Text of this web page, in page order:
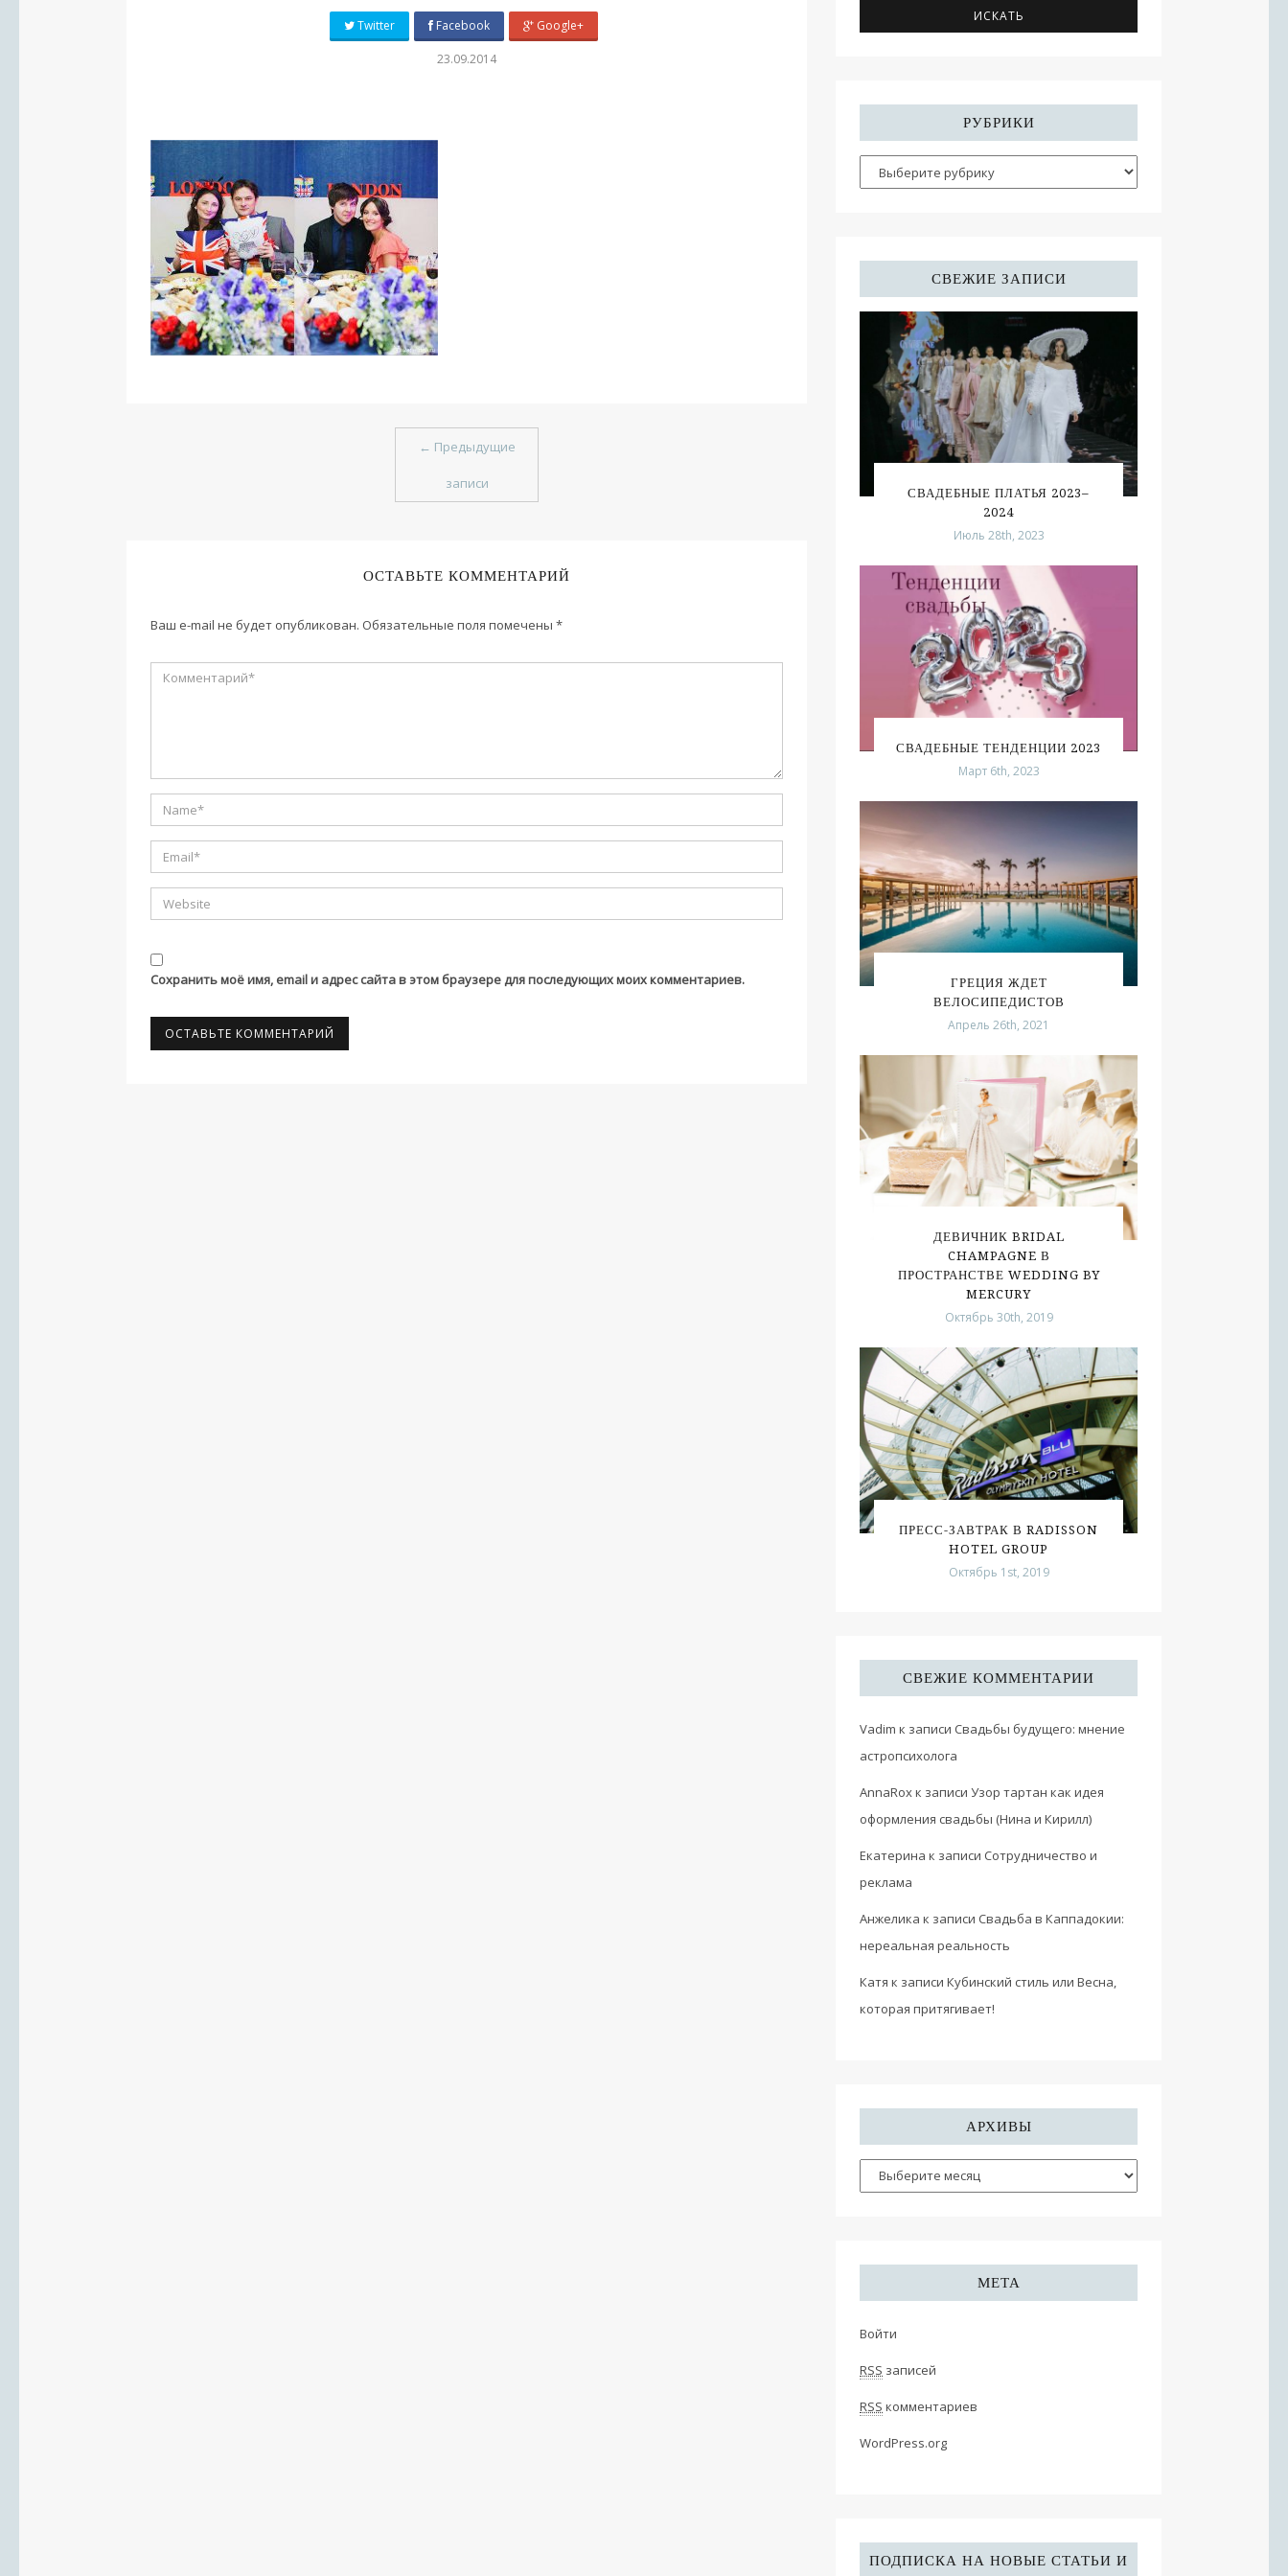
Twitter Facebook Google+
23.09.2014
← Предыдущие
записи
ОСТАВЬТЕ КОММЕНТАРИЙ
Ваш e-mail не будет опубликован. Обязательные поля помечены *
Сохранить моё имя, email и адрес сайта в этом браузере для последующих моих комментариев.
РУБРИКИ
СВЕЖИЕ ЗАПИСИ
СВАДЕБНЫЕ ПЛАТЬЯ 2023–
2024
Июль 28th, 2023
СВАДЕБНЫЕ ТЕНДЕНЦИИ 2023
Март 6th, 2023
ГРЕЦИЯ ЖДЕТ
ВЕЛОСИПЕДИСТОВ
Апрель 26th, 2021
ДЕВИЧНИК BRIDAL
CHAMPAGNE В
ПРОСТРАНСТВЕ WEDDING BY
MERCURY
Октябрь 30th, 2019
ПРЕСС-ЗАВТРАК В RADISSON
HOTEL GROUP
Октябрь 1st, 2019
СВЕЖИЕ КОММЕНТАРИИ
Vadim к записи Свадьбы будущего: мнение
астропсихолога
AnnaRoxк записи Узор тартан как идея
оформления свадьбы (Нина и Кирилл)
Екатерина к записи Сотрудничество и
реклама
Анжелика к записи Свадьба в Каппадокии:
нереальная реальность
Катя к записи Кубинский стиль или Весна,
которая притягивает!
АРХИВЫ
МЕТА
Войти
RSS записей
RSS комментариев
WordPress.org
ПОДПИСКА НА НОВЫЕ СТАТЬИ И